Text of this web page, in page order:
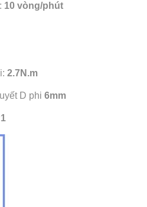
10 vòng/phút
2.7N.m
D phi 6mm